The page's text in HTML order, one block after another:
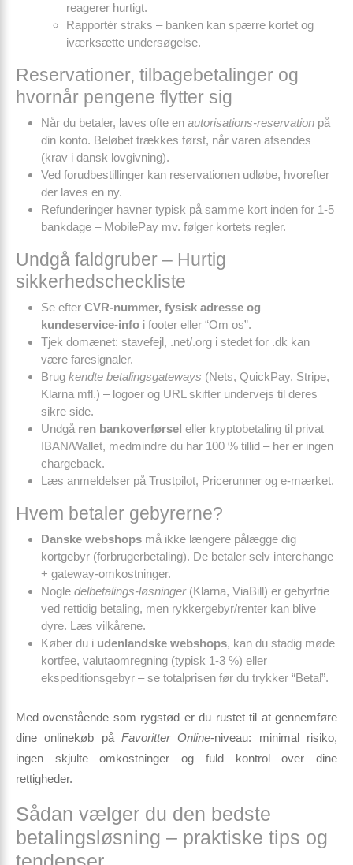
reagerer hurtigt.
Rapportér straks – banken kan spærre kortet og
iværksætte undersøgelse.
Reservationer, tilbagebetalinger og
hvornår pengene flytter sig
Når du betaler, laves ofte en autorisations-reservation på
din konto. Beløbet trækkes først, når varen afsendes
(krav i dansk lovgivning).
Ved forudbestillinger kan reservationen udløbe, hvorefter
der laves en ny.
Refunderinger havner typisk på samme kort inden for 1-5
bankdage – MobilePay mv. følger kortets regler.
Undgå faldgruber – Hurtig
sikkerhedscheckliste
Se efter CVR-nummer, fysisk adresse og
kundeservice-info i footer eller “Om os”.
Tjek domænet: stavefejl, .net/.org i stedet for .dk kan
være faresignaler.
Brug kendte betalingsgateways (Nets, QuickPay, Stripe,
Klarna mfl.) – logoer og URL skifter undervejs til deres
sikre side.
Undgå ren bankoverførsel eller kryptobetaling til privat
IBAN/Wallet, medmindre du har 100 % tillid – her er ingen
chargeback.
Læs anmeldelser på Trustpilot, Pricerunner og e-mærket.
Hvem betaler gebyrerne?
Danske webshops må ikke længere pålægge dig
kortgebyr (forbrugerbetaling). De betaler selv interchange
+ gateway-omkostninger.
Nogle delbetalings-løsninger(Klarna, ViaBill) er gebyrfrie
ved rettidig betaling, men rykkergebyr/renter kan blive
dyre. Læs vilkårene.
Køber du i udenlandske webshops, kan du stadig møde
kortfee, valutaomregning (typisk 1-3 %) eller
ekspeditionsgebyr – se totalprisen før du trykker “Betal”.
Med ovenstående som rygstød er du rustet til at gennemføre
dine onlinekøb på Favoritter Online-niveau: minimal risiko,
ingen skjulte omkostninger og fuld kontrol over dine
rettigheder.
Sådan vælger du den bedste
betalingsløsning – praktiske tips og